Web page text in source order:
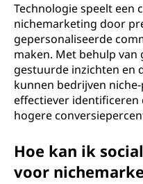
Technologie speelt een
nichemarketing door
gepersonaliseerde
maken. Met behulp van
gestuurde inzichten en
kunnen bedrijven
effectiever
hogere
Hoe kan ik
voor